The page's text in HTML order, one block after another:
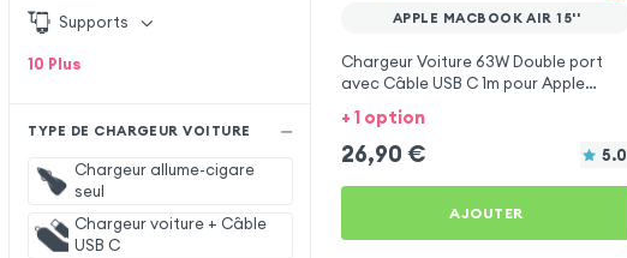
Supports
10 Plus
TYPE DE CHARGEUR VOITURE
Chargeur allume-cigare
seul
Chargeur voiture + Câble
USB C
APPLE MACBOOK AIR 15''
Chargeur Voiture 63W Double port
avec Câble USB C 1m pour Apple
MacBook Air 15''
+ 1 option
26,90 € 5.0
AJOUTER